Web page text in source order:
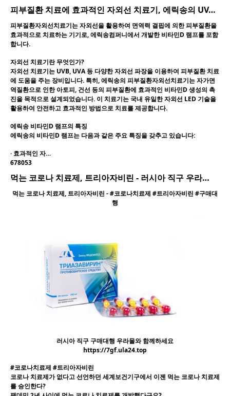
피부질환 치료에 효과적인 자외선 치료기, 에릭송의 UV…
피부질환자외선치료기는 자외선을 활용하여 면역력 결핍에 의한 피부질환을
효과적으로 치료하는 기기로, 에릭송컴퍼니에서 개발한 비타민D 램프를 포함
합니다.
자외선 치료기란 무엇인가?
자외선 치료기는 UVB, UVA 등 다양한 자외선 파장을 이용하여 피부질환 치료
에 도움을 주는 장비입니다. 특히, 에릭송의 피부질환자외선치료기는 자가면
역질환으로 인한 아토피, 건선 등의 피부질환에 효과적인 비타민D 생성의 촉
진을 목적으로 설계되었습니다. 이 치료기는 국내 유일한 자외선 LED 기술을
활용하여 안전하고 효과적인 방법으로 치료를 제공합니다.
에릭송 비타민D 램프의 특징
에릭송의 비타민D 램프는 다음과 같은 주요 특징을 갖추고 있습니다:
· 효과적인 자…
678053
먹는 코로나 치료제, 트리아자비린 - 러시아 직구 우라…
먹는 코로나 치료제, 트리아자비린 - #코로나치료제 #트리아자비린 #구매대
행
러시아 직구 구매대행 우라몰와 함께하세요
https://7gf.ula24.top
#코로나치료제 #트리아자비린
코로나 치료제가 없다고 선언하던 세계보건기구에서 이젠 먹는 코로나 치료제
를 승인한다?